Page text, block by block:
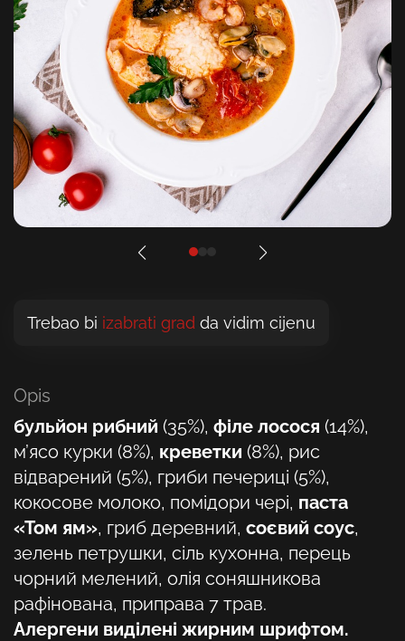
Trebao bi izabrati grad da vidim cijenu
Opis
бульйон рибний (35%), філе лосося (14%),
м’ясо курки (8%), креветки (8%), рис
відварений (5%), гриби печериці (5%),
кокосове молоко, помідори чері, паста
«Том ям», гриб деревний, соєвий соус,
зелень петрушки, сіль кухонна, перець
чорний мелений, олія соняшникова
рафінована, приправа 7 трав.
Алергени виділені жирним шрифтом.